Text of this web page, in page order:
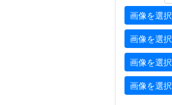
画像を選択
画像を選択
画像を選択
画像を選択